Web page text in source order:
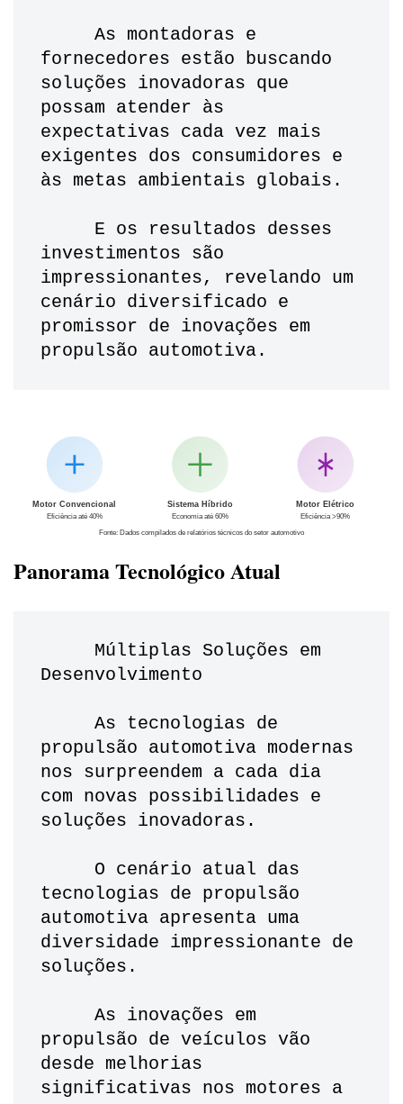
fornecedores estão buscando
soluções inovadoras que
possam atender às
expectativas cada vez mais
exigentes dos consumidores e
às metas ambientais globais.
investimentos são
impressionantes, revelando um
cenário diversificado e
promissor de inovações em
propulsão automotiva.
Motor Convencional
Eficiência até 40%
Sistema Híbrido
Economia até 60%
Motor Elétrico
Eficiência >90%
Fonte: Dados compilados de relatórios técnicos do setor automotivo
Panorama Tecnológico Atual
Desenvolvimento
propulsão automotiva modernas
nos surpreendem a cada dia
com novas possibilidades e
soluções inovadoras.
tecnologias de propulsão
automotiva apresenta uma
diversidade impressionante de
soluções.
propulsão de veículos vão
desde melhorias
significativas nos motores a